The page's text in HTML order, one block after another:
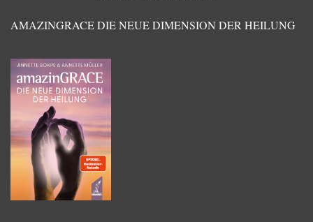
AMAZINGRACE DIE NEUE DIMENSION DER HEILUNG